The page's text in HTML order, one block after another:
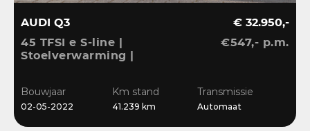
AUDI Q3
45 TFSI e S-line |
Stoelverwarming |
€ 32.950,-
€547,- p.m.
Bouwjaar
02-05-2022
Km stand
41.239 km
Transmissie
Automaat